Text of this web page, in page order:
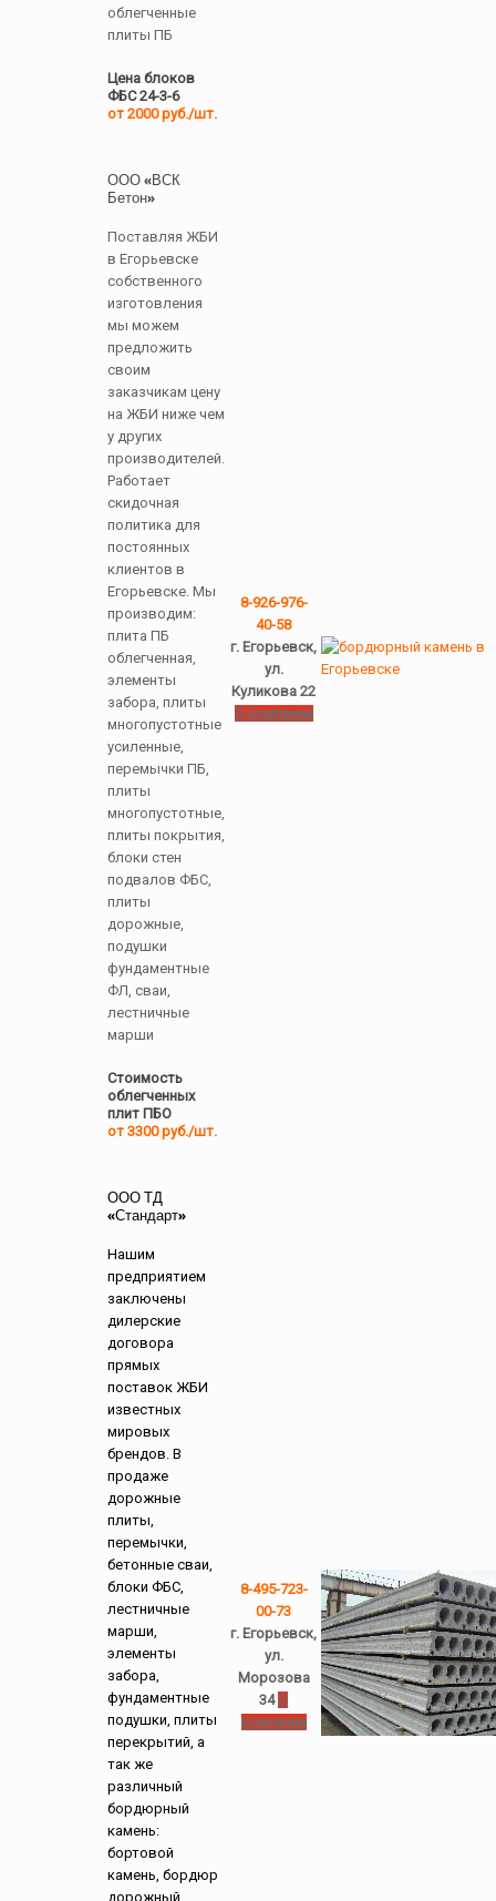
облегченные
плиты ПБ
Цена блоков
ФБС 24-3-6
от 2000 руб./шт.
ООО «ВСК
Бетон»
Поставляя ЖБИ
в Егорьевске
собственного
изготовления
мы можем
предложить
своим
заказчикам цену
на ЖБИ ниже чем
у других
производителей.
Работает
скидочная
политика для
постоянных
клиентов в
Егорьевске. Мы
производим:
плита ПБ
облегченная,
элементы
забора, плиты
многопустотные
усиленные,
перемычки ПБ,
плиты
многопустотные,
плиты покрытия,
блоки стен
подвалов ФБС,
плиты
дорожные,
подушки
фундаментные
ФЛ, сваи,
лестничные
марши
Стоимость
облегченных
плит ПБО
от 3300 руб./шт.
8-926-976-
40-58
г. Егорьевск,
ул.
Куликова 22
О компании
ООО ТД
«Стандарт»
Нашим
предприятием
заключены
дилерские
договора
прямых
поставок ЖБИ
известных
мировых
брендов. В
продаже
дорожные
плиты,
перемычки,
бетонные сваи,
блоки ФБС,
лестничные
марши,
элементы
забора,
фундаментные
подушки, плиты
перекрытий, а
так же
различный
бордюрный
камень:
бортовой
камень, бордюр
дорожный,
8-495-723-
00-73
г. Егорьевск,
ул.
Морозова
34 О
компании